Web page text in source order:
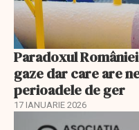
Paradoxul
gaze dar care are
perioadele de ger
17 IANUARIE 2026